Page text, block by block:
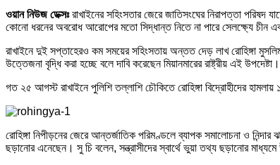
ওয়ান নিউজ ডেক্সঃরাখাইনের সহিংসতার জেরে জাতিসংঘের নিরাপত্তা পরিষদ
কোনো ধরনের অবরোধ আরোপের মতো সিদ্ধান্ত নিতে না পারে সেলক্ষ্যে চীন
রাখাইনে দুই সপ্তাহেরও কম সময়ের সহিংসতায় অন্তত দেড় লাখ রোহিঙ্গা
উত্তেজনা বৃদ্ধি করা হচ্ছে বলে দাবি করেছেন মিয়ানমারের রাষ্ট্রীয় এই উপদেষ্টা।
গত ২৫ আগস্ট রাখাইনে পুলিশি তল্লাশি চৌকিতে রোহিঙ্গা বিদ্রোহীদের হামলায়
রোহিঙ্গা নিপীড়নের জেরে আন্তর্জাতিক পরিমণ্ডলে ব্যাপক সমালোচনা ও
ছড়ানোর এনেছেন। সু চি বলেন, সন্ত্রাসীদের স্বার্থে ভুয়া তথ্য ছড়ানোর